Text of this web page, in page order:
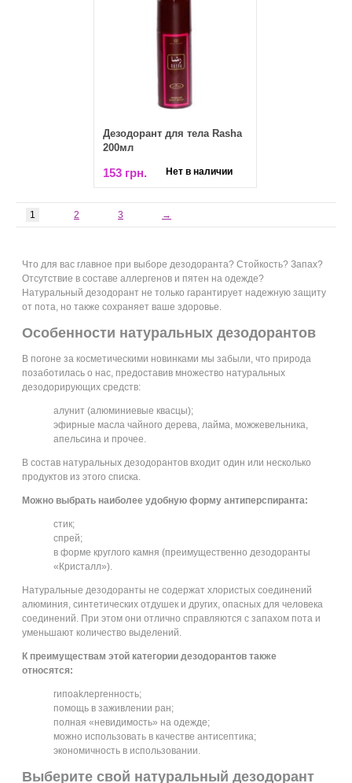
Дезодорант для тела Rasha
200мл
153 грн. Нет в наличии
1 2 3 →
Что для вас главное при выборе дезодоранта? Стойкость? Запах?
Отсутствие в составе аллергенов и пятен на одежде?
Натуральный дезодорант не только гарантирует надежную защиту
от пота, но также сохраняет ваше здоровье.
Особенности натуральных дезодорантов
В погоне за косметическими новинками мы забыли, что природа
позаботилась о нас, предоставив множество натуральных
дезодорирующих средств:
алунит (алюминиевые квасцы);
эфирные масла чайного дерева, лайма, можжевельника,
апельсина и прочее.
В состав натуральных дезодорантов входит один или несколько
продуктов из этого списка.
Можно выбрать наиболее удобную форму антиперспиранта:
стик;
спрей;
в форме круглого камня (преимущественно дезодоранты
«Кристалл»).
Натуральные дезодоранты не содержат хлористых соединений
алюминия, синтетических отдушек и других, опасных для человека
соединений. При этом они отлично справляются с запахом пота и
уменьшают количество выделений.
К преимуществам этой категории дезодорантов также
относятся:
гипоаkлергенность;
помощь в заживлении ран;
полная «невидимость» на одежде;
можно использовать в качестве антисептика;
экономичность в использовании.
Выберите свой натуральный дезодорант